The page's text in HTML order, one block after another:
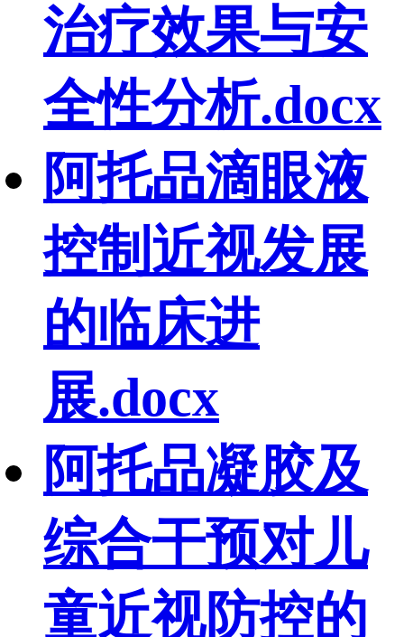
治疗效果与安
全性分析.docx
阿托品滴眼液
控制近视发展
的临床进
展.docx
阿托品凝胶及
综合干预对儿
童近视防控的